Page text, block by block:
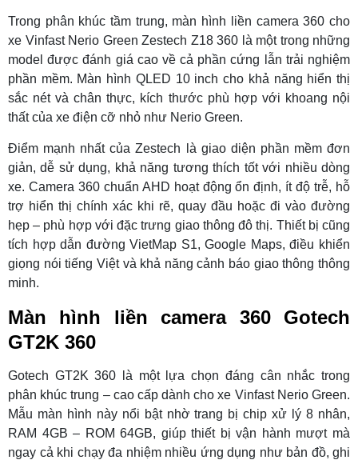
Trong phân khúc tầm trung, màn hình liền camera 360 cho
xe Vinfast Nerio Green Zestech Z18 360 là một trong những
model được đánh giá cao về cả phần cứng lẫn trải nghiệm
phần mềm. Màn hình QLED 10 inch cho khả năng hiển thị
sắc nét và chân thực, kích thước phù hợp với khoang nội
thất của xe điện cỡ nhỏ như Nerio Green.
Điểm mạnh nhất của Zestech là giao diện phần mềm đơn
giản, dễ sử dụng, khả năng tương thích tốt với nhiều dòng
xe. Camera 360 chuẩn AHD hoạt động ổn định, ít độ trễ, hỗ
trợ hiển thị chính xác khi rẽ, quay đầu hoặc đi vào đường
hẹp – phù hợp với đặc trưng giao thông đô thị. Thiết bị cũng
tích hợp dẫn đường VietMap S1, Google Maps, điều khiển
giọng nói tiếng Việt và khả năng cảnh báo giao thông thông
minh.
Màn hình liền camera 360 Gotech
GT2K 360
Gotech GT2K 360 là một lựa chọn đáng cân nhắc trong
phân khúc trung – cao cấp dành cho xe Vinfast Nerio Green.
Mẫu màn hình này nổi bật nhờ trang bị chip xử lý 8 nhân,
RAM 4GB – ROM 64GB, giúp thiết bị vận hành mượt mà
ngay cả khi chạy đa nhiệm nhiều ứng dụng như bản đồ, ghi